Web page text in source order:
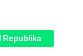
Republika